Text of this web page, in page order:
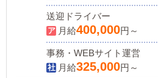
送迎ドライバー
月給400,000円～
事務・WEBサイト運営
月給325,000円～